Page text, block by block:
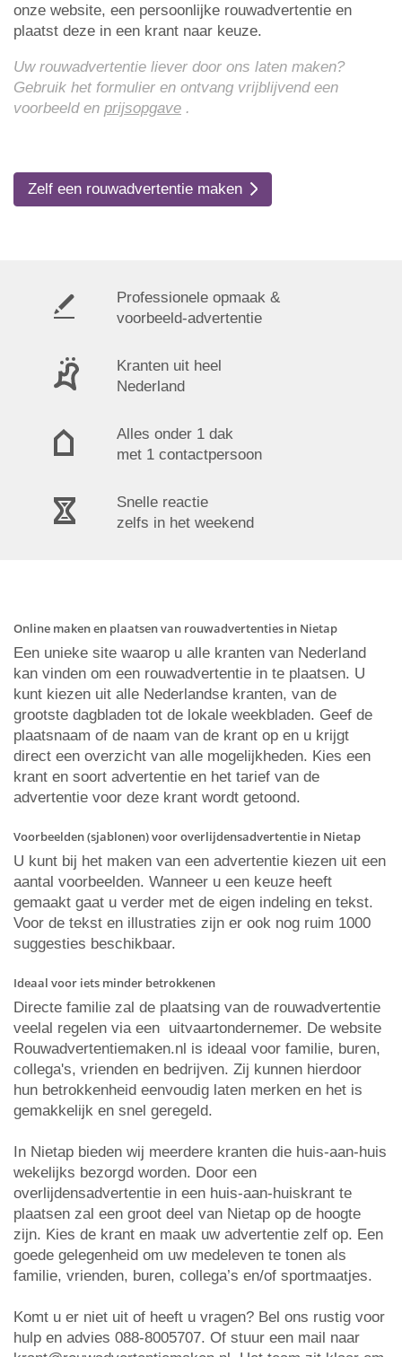
onze website, een persoonlijke rouwadvertentie en
plaatst deze in een krant naar keuze.
Uw rouwadvertentie liever door ons laten maken?
Gebruik het formulier en ontvang vrijblijvend een
voorbeeld en prijsopgave .
Zelf een rouwadvertentie maken
Professionele opmaak &
voorbeeld-advertentie
Kranten uit heel
Nederland
Alles onder 1 dak
met 1 contactpersoon
Snelle reactie
zelfs in het weekend
Online maken en plaatsen van rouwadvertenties in Nietap
Een unieke site waarop u alle kranten van Nederland
kan vinden om een rouwadvertentie in te plaatsen. U
kunt kiezen uit alle Nederlandse kranten, van de
grootste dagbladen tot de lokale weekbladen. Geef de
plaatsnaam of de naam van de krant op en u krijgt
direct een overzicht van alle mogelijkheden. Kies een
krant en soort advertentie en het tarief van de
advertentie voor deze krant wordt getoond.
Voorbeelden (sjablonen) voor overlijdensadvertentie in Nietap
U kunt bij het maken van een advertentie kiezen uit een
aantal voorbeelden. Wanneer u een keuze heeft
gemaakt gaat u verder met de eigen indeling en tekst.
Voor de tekst en illustraties zijn er ook nog ruim 1000
suggesties beschikbaar.
Ideaal voor iets minder betrokkenen
Directe familie zal de plaatsing van de rouwadvertentie
veelal regelen via een uitvaartondernemer. De website
Rouwadvertentiemaken.nl is ideaal voor familie, buren,
collega's, vrienden en bedrijven. Zij kunnen hierdoor
hun betrokkenheid eenvoudig laten merken en het is
gemakkelijk en snel geregeld.
In Nietap bieden wij meerdere kranten die huis-aan-huis
wekelijks bezorgd worden. Door een
overlijdensadvertentie in een huis-aan-huiskrant te
plaatsen zal een groot deel van Nietap op de hoogte
zijn. Kies de krant en maak uw advertentie zelf op. Een
goede gelegenheid om uw medeleven te tonen als
familie, vrienden, buren, collega’s en/of sportmaatjes.
Komt u er niet uit of heeft u vragen? Bel ons rustig voor
hulp en advies 088-8005707. Of stuur een mail naar